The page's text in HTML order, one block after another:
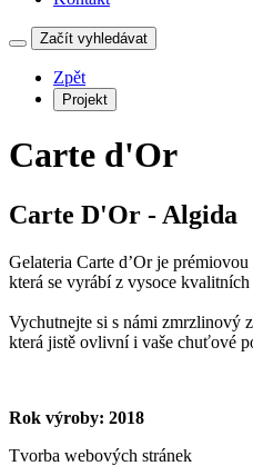
Začít vyhledávat
Zpět
Projekt
Carte d'Or
Carte D'Or - Algida
Gelateria Carte d’Or je
která se vyrábí z vysoce
Vychutnejte si s námi zmrzlinový
která jistě ovlivní i vaše chuťové
Rok výroby: 2018
Tvorba webových stránek